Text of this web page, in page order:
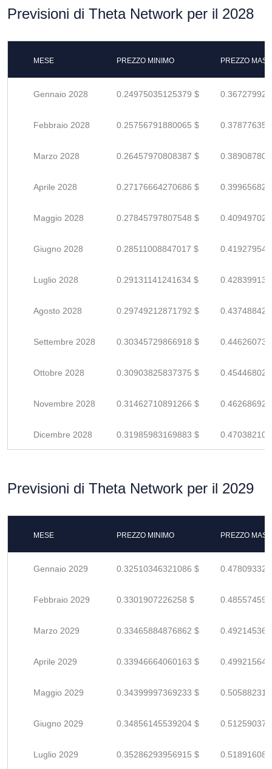
Previsioni di Theta Network per il 2028
MESE PREZZO MINIMO PREZZO
Gennaio 2028 0.24975035125379 $
Febbraio 2028 0.25756791880065 $
Marzo 2028 0.26457970808387 $
Aprile 2028 0.27176664270686 $
Maggio 2028 0.27845797807548 $
Giugno 2028 0.28511008847017 $
Luglio 2028 0.29131141241634 $
Agosto 2028 0.29749212871792 $
Settembre 2028 0.30345729866918 $
Ottobre 2028 0.30903825837375 $
Novembre 2028 0.31462710891266 $
Dicembre 2028 0.31985983169883 $
Previsioni di Theta Network per il 2029
MESE PREZZO MINIMO PREZZO
Gennaio 2029 0.32510346321086 $
Febbraio 2029 0.3301907226258 $
Marzo 2029 0.33465884876862 $
Aprile 2029 0.33946664060163 $
Maggio 2029 0.34399997369233 $
Giugno 2029 0.34856145539204 $
Luglio 2029 0.35286293956915 $